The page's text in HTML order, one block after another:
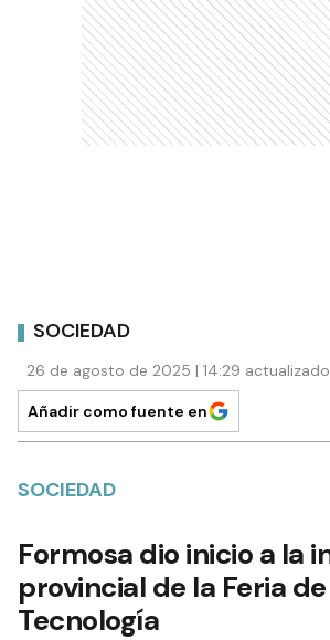
SOCIEDAD
26 de agosto de 2025 | 14:29
Añadir como fuente en
SOCIEDAD
Formosa dio inicio a la
provincial de la Feria
Tecnología